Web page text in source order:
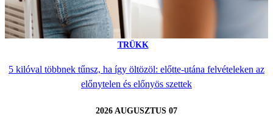
TRÜKK
5 kilóval többnek tűnsz, ha így öltözöl: előtte-utána felvételeken az
előnytelen és előnyös szettek
2026 AUGUSZTUS 07